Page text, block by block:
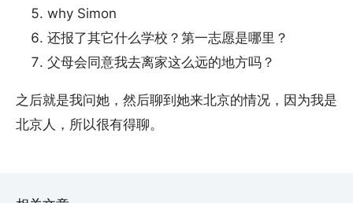
why Simon
还报了其它什么学校？第一志愿是哪里？
父母会同意我去离家这么远的地方吗？
之后就是我问她，然后聊到她来北京的情况，因为我是
北京人，所以很有得聊。